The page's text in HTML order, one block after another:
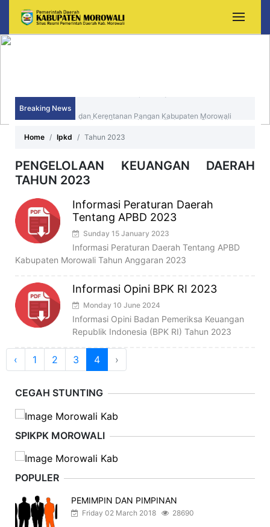
Breaking News
Audiensi Dengan Kemendikdasmen, Bupati Iksan
Perjuangkan Peningkatan Mutu dan Pemerataan
Pendidikan Morowali
Tahun 2026
Home Ipkd Tahun 2023
PENGELOLAAN KEUANGAN DAERAH
TAHUN 2023
Informasi Peraturan Daerah
Tentang APBD 2023
Sunday 15 January 2023
Informasi Peraturan Daerah Tentang APBD
Kabupaten Morowali Tahun Anggaran 2023
Informasi Opini BPK RI 2023
Monday 10 June 2024
Informasi Opini Badan Pemeriksa Keuangan
Republik Indonesia (BPK RI) Tahun 2023
‹ 1 2 3 4 ›
CEGAH STUNTING
SPIKPK MOROWALI
POPULER
PEMIMPIN DAN PIMPINAN
Friday 02 March 2018 28690